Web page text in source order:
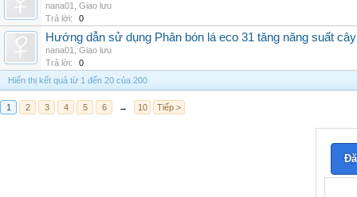
nana01
Giao lưu
Trả lời:
0
Hướng dẫn sử dụng Phân bón lá eco 31 tăng năng suất cây
nana01
Giao lưu
Trả lời:
0
Hiển thị kết quả từ 1 đến 20 của 200
1 2 3 4 5 6 → 10 Tiếp >